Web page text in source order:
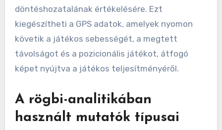
döntéshozatalának értékelésére. Ezt
kiegészítheti a GPS adatok, amelyek nyomon
követik a játékos sebességét, a megtett
távolságot és a pozicionális játékot, átfogó
képet nyújtva a játékos teljesítményéről.
A rögbi-analitikában
használt mutatók típusai